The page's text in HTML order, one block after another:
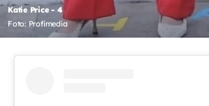
Katie Price - 4
Foto: Profimedia